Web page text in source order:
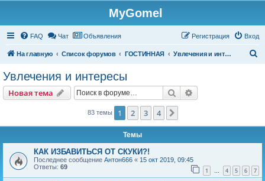
MyGomel
FAQ Чат Объявления Вход
Регистрация
На главную Список форумов ГОСТИННАЯ Увлечения и интересы
Увлечения и интересы
Новая тема
Новаятема Поиск
83 темы 1 2 3 4
Темы
КАК ИЗБАВИТЬСЯ ОТ СКУКИ?!
Последнее сообщение Антон666 « 15 окт 2019, 09:45
Ответы: 69 1 … 4 5 6 7